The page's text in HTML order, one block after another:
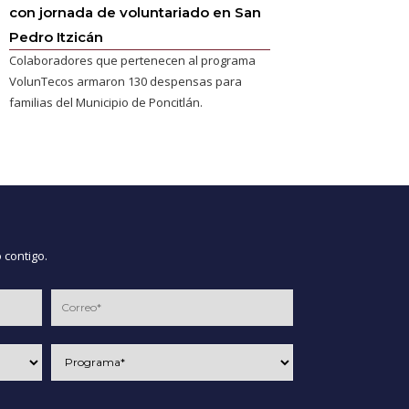
con jornada de voluntariado en San
Pedro Itzicán
Colaboradores que pertenecen al programa
VolunTecos armaron 130 despensas para
familias del Municipio de Poncitlán.